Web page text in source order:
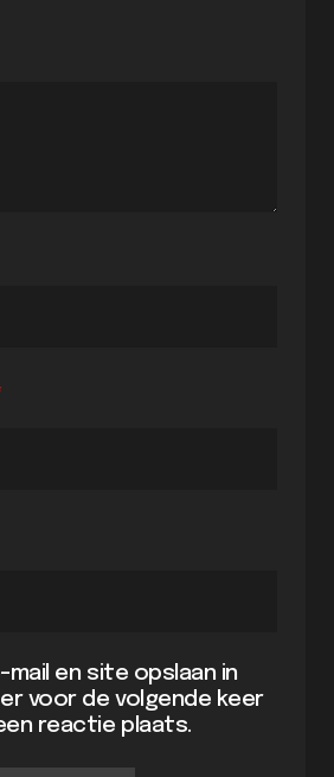
mail en site opslaan in
voor de volgende keer
reactie plaats.